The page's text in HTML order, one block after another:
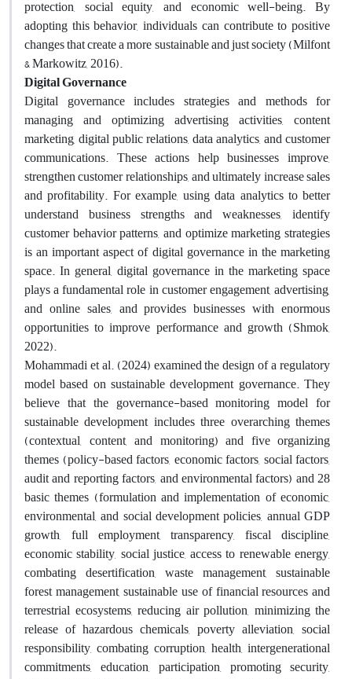
protection, social equity, and economic well-being. By
adopting this behavior, individuals can contribute to positive
changes that create a more sustainable and just society (Milfont
& Markowitz, 2016).
Digital Governance
Digital governance includes strategies and methods for
managing and optimizing advertising activities, content
marketing, digital public relations, data analytics, and customer
communications. These actions help businesses improve,
strengthen customer relationships, and ultimately increase sales
and profitability. For example, using data analytics to better
understand business strengths and weaknesses, identify
customer behavior patterns, and optimize marketing strategies
is an important aspect of digital governance in the marketing
space. In general, digital governance in the marketing space
plays a fundamental role in customer engagement, advertising,
and online sales, and provides businesses with enormous
opportunities to improve performance and growth (Shmok,
2022).
Mohammadi et al. (2024) examined the design of a regulatory
model based on sustainable development governance. They
believe that the governance-based monitoring model for
sustainable development includes three overarching themes
(contextual, content, and monitoring) and five organizing
themes (policy-based factors, economic factors, social factors,
audit and reporting factors, and environmental factors) and 28
basic themes (formulation and implementation of economic,
environmental, and social development policies, annual GDP
growth, full employment, transparency, fiscal discipline,
economic stability, social justice, access to renewable energy,
combating desertification, waste management, sustainable
forest management, sustainable use of financial resources and
terrestrial ecosystems, reducing air pollution, minimizing the
release of hazardous chemicals, poverty alleviation, social
responsibility, combating corruption, health, intergenerational
commitments, education, participation, promoting security,